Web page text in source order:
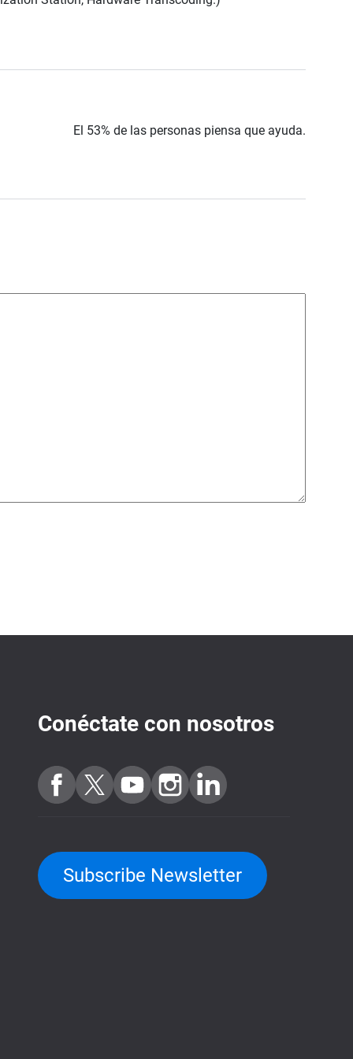
El 53% de las personas piensa que ayuda.
Conéctate con nosotros
Subscribe Newsletter